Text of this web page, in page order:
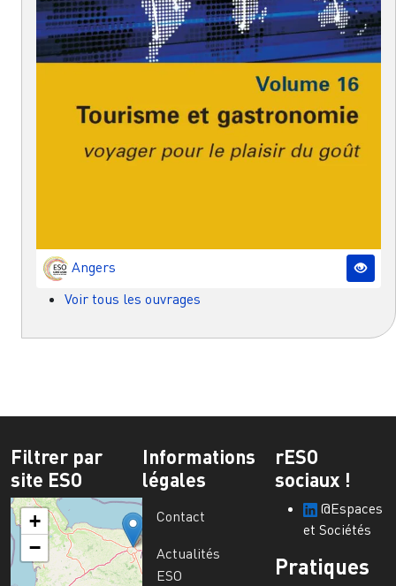
Angers
Voir tous les ouvrages
Filtrer par
site ESO
+
−
Informations
légales
Contact
Actualités
ESO
rESO
sociaux !
@Espaces
et Sociétés
Pratiques